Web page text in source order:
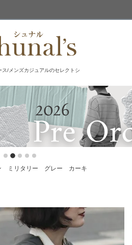
/メンズカジュアルのセレクトシ
ミリタリー グレー カーキ